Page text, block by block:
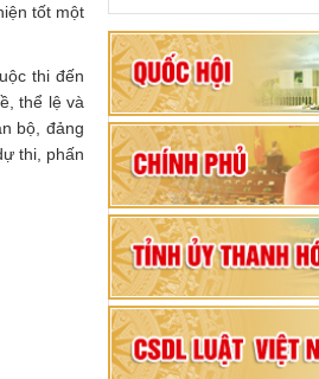
tốt một
thi đến
thể lệ và
bộ, đảng
thi, phấn
Khai mạc
Nhất,
Hướng
bỏ phiếu
ĐBQH
đại biểu
cấp nhiệm
80 năm
Nam: vì
dân, vì sự
của đất
Bộ Chính
dung Đại
Đảng bộ
Hóa lần